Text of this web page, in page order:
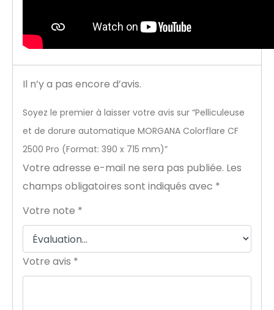
Il n’y a pas encore d’avis.
Soyez le premier à laisser votre avis sur “Pelliculeuse
et de dorure automatique MORGANA Colorflare CF
2500 Pro (Format: 390 x 715 mm)”
Votre adresse e-mail ne sera pas publiée. Les
champs obligatoires sont indiqués avec *
Votre note *
Votre avis *